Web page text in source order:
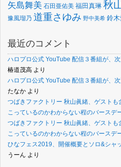
矢島舞美 石田亜佑美 福田真琳 秋
豫風瑠乃 道重さゆみ 野中美希 鈴
最近のコメント
ハロプロ公式 YouTube 配信３番組が、
椿道茂高 より
ハロプロ公式 YouTube 配信３番組が、
たなか より
つばきファクトリー 秋山眞緒、ゲスト
こっているのかわからない程のバースデ
つばきファクトリー 秋山眞緒、ゲスト
こっているのかわからない程のバースデ
ひなフェス2019、開催概要とソロ&シャ
うーん より